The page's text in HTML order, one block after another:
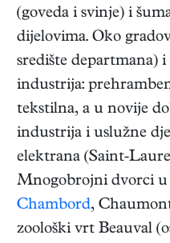
(goveda i svinje) i
dijelovima. Oko
središte departmana) i
industrija:
tekstilna, a u novije
industrija i uslužne
elektrana (Saint-
Mnogobrojni dvorci
Chambord,
zoološki vrt Beauval